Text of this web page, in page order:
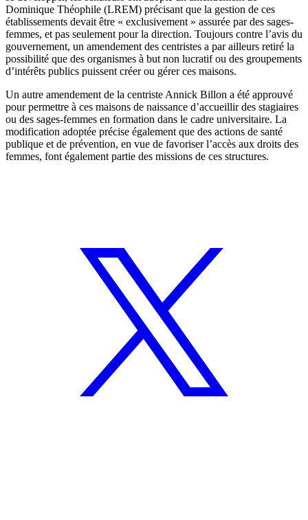
Dominique Théophile (LREM) précisant que la gestion de ces
établissements devait être « exclusivement » assurée par des sages-
femmes, et pas seulement pour la direction. Toujours contre l’avis du
gouvernement, un amendement des centristes a par ailleurs retiré la
possibilité que des organismes à but non lucratif ou des groupements
d’intérêts publics puissent créer ou gérer ces maisons.
Un autre amendement de la centriste Annick Billon a été approuvé
pour permettre à ces maisons de naissance d’accueillir des stagiaires
ou des sages-femmes en formation dans le cadre universitaire. La
modification adoptée précise également que des actions de santé
publique et de prévention, en vue de favoriser l’accès aux droits des
femmes, font également partie des missions de ces structures.